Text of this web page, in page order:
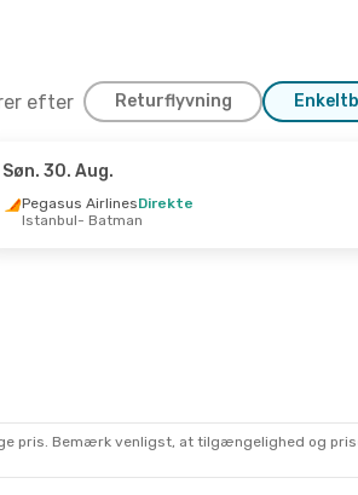
efter Returflyvning
Søn. 30. Aug.
Pegasus AirlinesDirekte
Istanbul- Batman
pris. Bemærk venligst, at tilgængelighed og